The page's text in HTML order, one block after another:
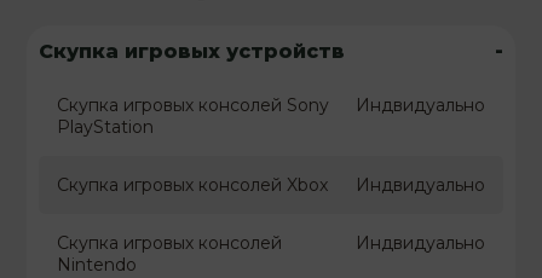
Скупка игровых устройств -
Скупка игровых консолей Sony
PlayStation
Индвидуально
Скупка игровых консолей Xbox Индвидуально
Скупка игровых консолей
Nintendo
Индвидуально